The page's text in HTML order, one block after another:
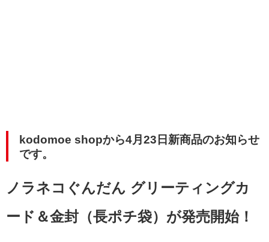
kodomoe shopから4月23日新商品のお知らせ
です。
ノラネコぐんだん グリーティングカ
ード ＆金封（長ポチ袋）が発売開始！